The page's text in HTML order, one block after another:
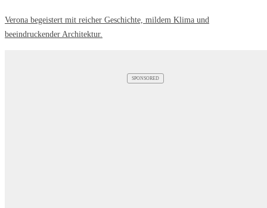
Verona begeistert mit reicher Geschichte, mildem Klima und
beeindruckender Architektur.
SPONSORED